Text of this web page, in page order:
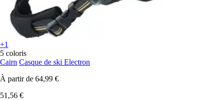
+1
5 coloris
Cairn Casque de ski Electron
À partir de 64,99 €
51,56 €